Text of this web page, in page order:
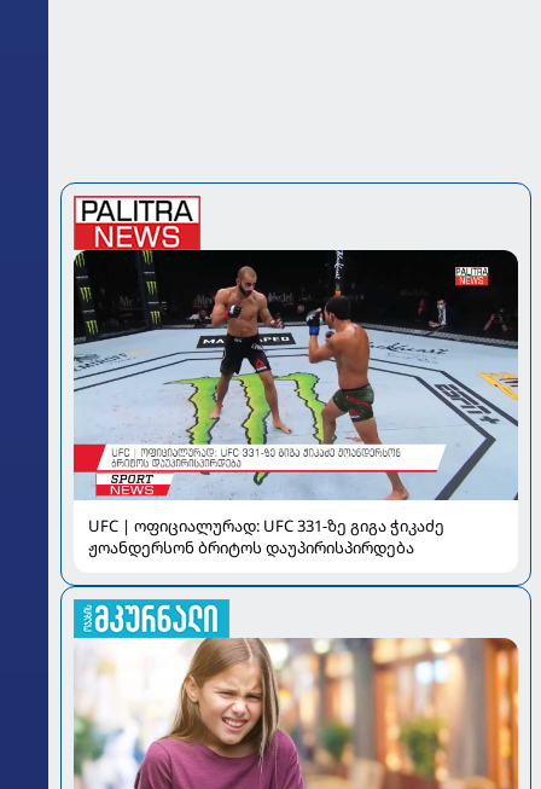
UFC | ოფიციალურად: UFC 331-ზე გიგა ჭიკაძე
ჟოანდერსონ ბრიტოს დაუპირისპირდება